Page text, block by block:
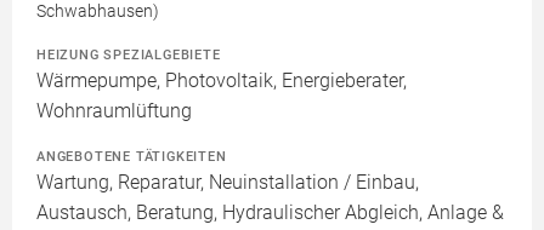
Schwabhausen)
HEIZUNG SPEZIALGEBIETE
Wärmepumpe, Photovoltaik, Energieberater,
Wohnraumlüftung
ANGEBOTENE TÄTIGKEITEN
Wartung, Reparatur, Neuinstallation / Einbau,
Austausch, Beratung, Hydraulischer Abgleich, Anlage &